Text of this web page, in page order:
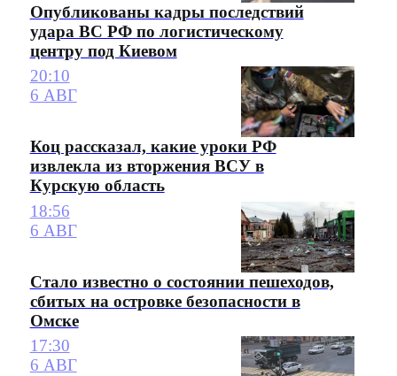
Опубликованы кадры последствий
удара ВС РФ по логистическому
центру под Киевом
20:10
6 АВГ
Коц рассказал, какие уроки РФ
извлекла из вторжения ВСУ в
Курскую область
18:56
6 АВГ
Стало известно о состоянии пешеходов,
сбитых на островке безопасности в
Омске
17:30
6 АВГ